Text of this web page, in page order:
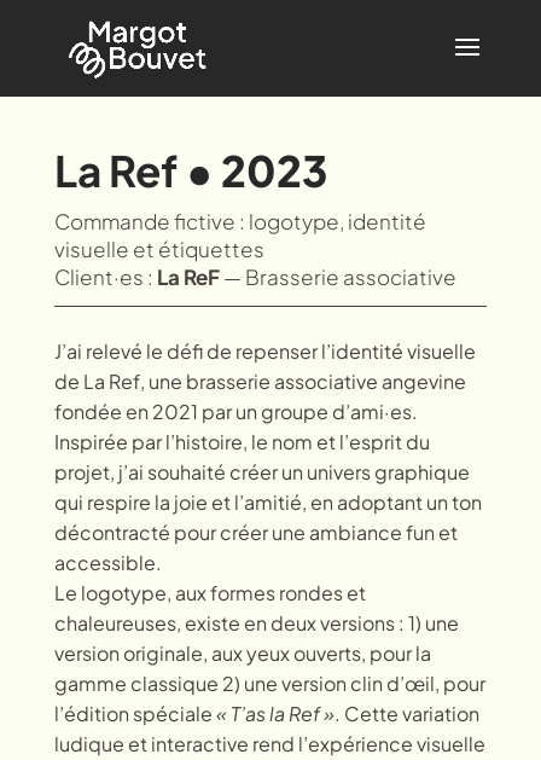
La Ref• 2023
Commande fictive : logotype, identité
visuelle et étiquettes
Client·es : La ReF— Brasserie associative
J’ai relevé le défi de repenser l’identité visuelle
de La Ref, une brasserie associative angevine
fondée en 2021 par un groupe d’ami·es.
Inspirée par l’histoire, le nom et l’esprit du
projet, j’ai souhaité créer un univers graphique
qui respire la joie et l’amitié, en adoptant un ton
décontracté pour créer une ambiance fun et
accessible.
Le logotype, aux formes rondes et
chaleureuses, existe en deux versions : 1) une
version originale, aux yeux ouverts, pour la
gamme classique 2) une version clin d’œil, pour
l’édition spéciale« T’as la Ref ». Cette variation
ludique et interactive rend l’expérience visuelle